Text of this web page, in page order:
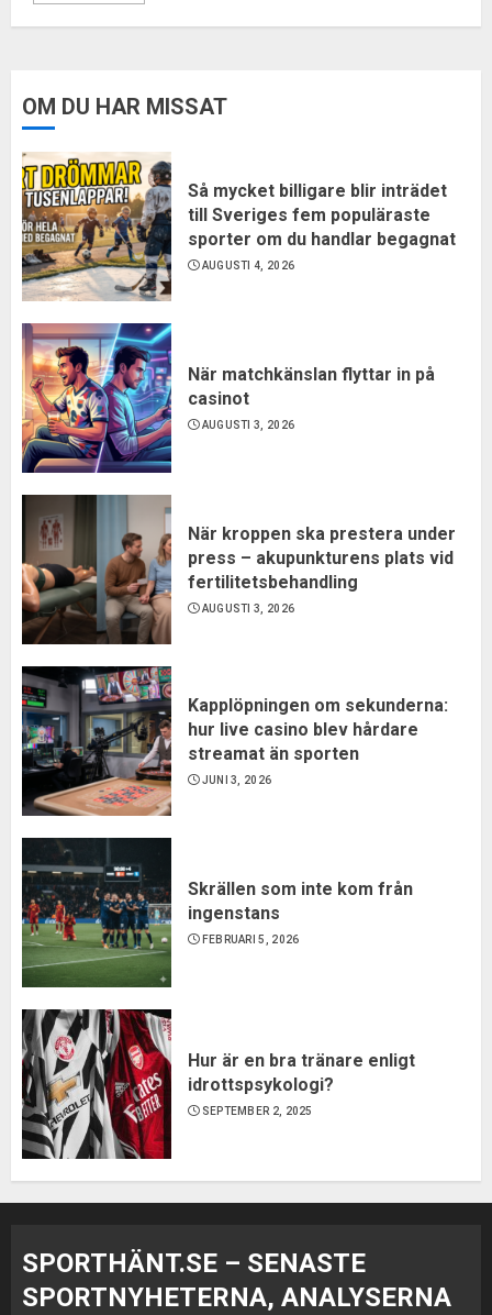
OM DU HAR MISSAT
Så mycket billigare blir inträdet
till Sveriges fem populäraste
sporter om du handlar begagnat
AUGUSTI 4, 2026
När matchkänslan flyttar in på
casinot
AUGUSTI 3, 2026
När kroppen ska prestera under
press – akupunkturens plats vid
fertilitetsbehandling
AUGUSTI 3, 2026
Kapplöpningen om sekunderna:
hur live casino blev hårdare
streamat än sporten
JUNI 3, 2026
Skrällen som inte kom från
ingenstans
FEBRUARI 5, 2026
Hur är en bra tränare enligt
idrottspsykologi?
SEPTEMBER 2, 2025
SPORTHÄNT.SE – SENASTE
SPORTNYHETERNA, ANALYSERNA